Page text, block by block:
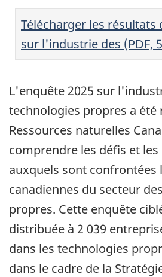
Télécharger les résultats
sur l'industrie des (PDF,
L'enquête 2025 sur
technologies propres a été
Ressources naturelles
comprendre les défis et les
auxquels sont confrontées
canadiennes du secteur
propres. Cette enquête
distribuée à 2 039
dans les technologies
dans le cadre de la